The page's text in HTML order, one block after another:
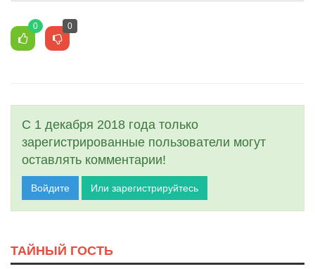
0 0
С 1 декабря 2018 года только
зарегистрированные пользователи могут
оставлять комментарии!
Войдите Или зарегистрируйтесь
ТАЙНЫЙ ГОСТЬ